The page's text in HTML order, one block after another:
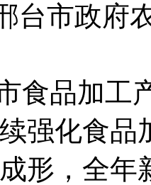
台市政府
食品加工
强化食品
形，全